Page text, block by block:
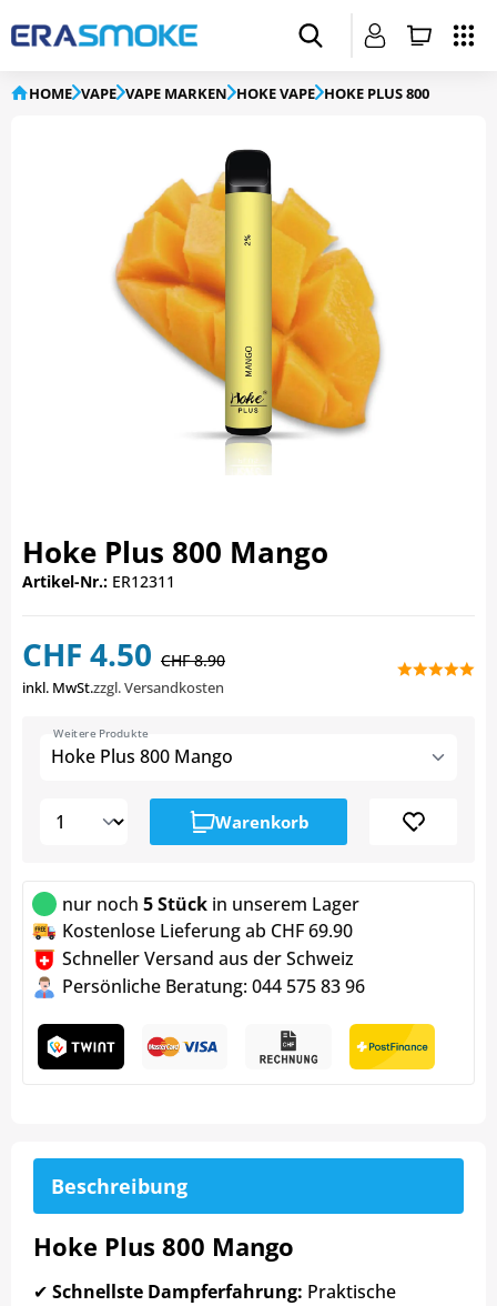
HOME VAPE VAPE MARKEN HOKE VAPE HOKE PLUS 800
Hoke Plus 800 Mango
Artikel-Nr.: ER12311
CHF 4.50 CHF 8.90
inkl. MwSt.zzgl. Versandkosten
Hoke Plus 800 Mango
Weitere Produkte
Warenkorb
nur noch 5 Stück in unserem Lager
Kostenlose Lieferung ab CHF 69.90
Schneller Versand aus der Schweiz
Persönliche Beratung: 044 575 83 96
Beschreibung
Hoke Plus 800 Mango
✔ Schnellste Dampferfahrung: Praktische